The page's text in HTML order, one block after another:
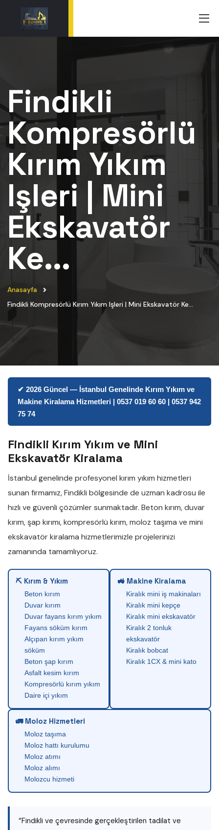
Findikli
Kompresörlü
Kırım Yıkım
Işleri | Mini
Ekskavatör
Ke...
Anasayfa
Findikli Kompresörlü Kırım Yıkım Işleri | Mini Ekskavatör Ke...
✔ 2026 Güncel — İstanbul Genelinde Kırım Yıkım ve
Makine Kiralama Hizmetleri | 0537 019 60 60 | 0537 942
75 74
Findikli Kırım Yıkım ve Mini
Ekskavatör Kiralama
İstanbul genelinde profesyonel kırım yıkım hizmetleri
sunan firmamız,Findikli bölgesinde de uzman kadrosu ile
hızlı ve güvenli çözümler sunmaktadır. Beton kırım,duvar
kırım,şap kırımı,kompresörlü kırım,moloz taşıma ve mini
ekskavatör kiralama hizmetlerimizle projelerinizi
zamanında tamamlıyoruz.
⛏ Kırım & Yıkım
Beton kırım
Duvar kırım
Duvar fayans kırım yıkım
Fayans söküm kırım
Alçıpan kırım yıkım
söküm
Beton şap kırım
Asfalt kesim kırım
Kompresörlü kırım yıkım
Daire içi yıkım
🚜 Makine Kiralama
Kiralık mini iş makinaları
Kiralık mini kepçe
Kiralık mini ekskavatör
Kiralık 2 tonluk
ekskavatör
Kiralık bobcat
Kiralık 1CX & mini kato
🚛 Moloz Hizmetleri
Moloz taşıma
Moloz hattı kurulumu
Moloz atımı
Moloz alımı
Molozcu hizmeti
“Findikli ve çevresinde gerçekleştirilen tadilat ve